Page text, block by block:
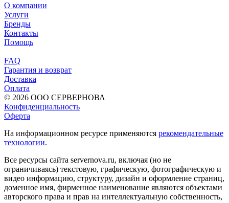
О компании
Услуги
Бренды
Контакты
Помощь
FAQ
Гарантия и возврат
Доставка
Оплата
© 2026 ООО СЕРВЕРНОВА
Конфиденциальность
Оферта
На информационном ресурсе применяются рекомендательные
технологии.
Все ресурсы сайта servernova.ru, включая (но не
ограничиваясь) текстовую, графическую, фотографическую и
видео информацию, структуру, дизайн и оформление страниц,
доменное имя, фирменное наименование являются объектами
авторского права и прав на интеллектуальную собственность,